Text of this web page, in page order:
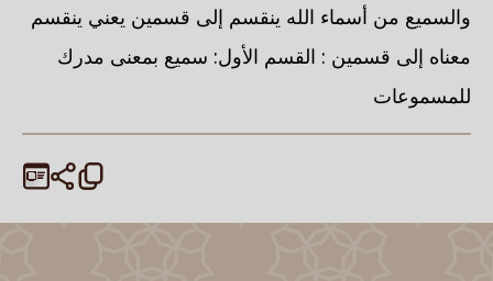
والسميع من أسماء الله ينقسم إلى قسمين يعني ينقسم
معناه إلى قسمين : القسم الأول: سميع بمعنى مدرك
للمسموعات